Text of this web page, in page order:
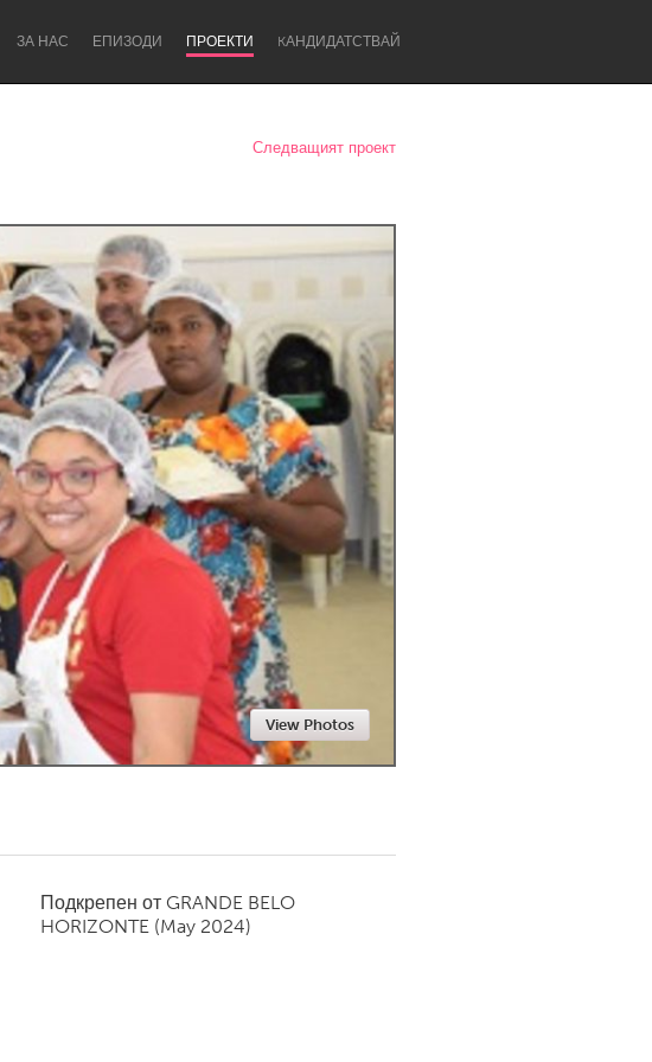
ЗА НАС ЕПИЗОДИ ПРОЕКТИ KАНДИДАТСТВАЙ
Hunter
Newcastle
Glasgow
Newmarket
Следващият проект
View Photos
Подкрепен от GRANDE BELO
HORIZONTE (May 2024)